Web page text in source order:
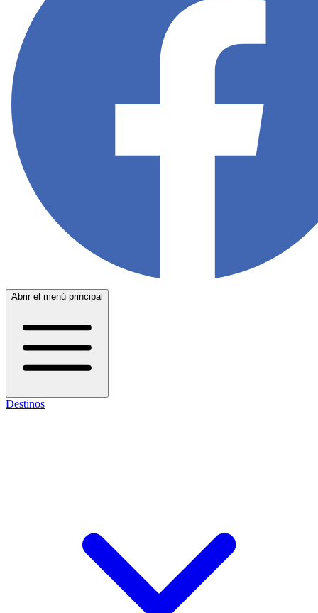
Abrir el menú principal
Destinos